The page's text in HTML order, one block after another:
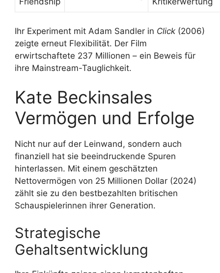
Ihr Experiment mit Adam Sandler in Click (2006)
zeigte erneut Flexibilität. Der Film
erwirtschaftete 237 Millionen – ein Beweis für
ihre Mainstream-Tauglichkeit.
Kate Beckinsales
Vermögen und Erfolge
Nicht nur auf der Leinwand, sondern auch
finanziell hat sie beeindruckende Spuren
hinterlassen. Mit einem geschätzten
Nettovermögen von 25 Millionen Dollar (2024)
zählt sie zu den bestbezahlten britischen
Schauspielerinnen ihrer Generation.
Strategische
Gehaltsentwicklung